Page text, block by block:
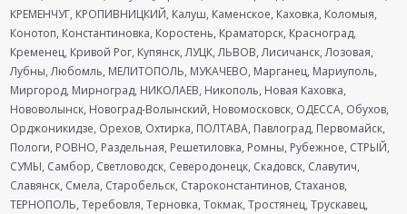
КРЕМЕНЧУГ, КРОПИВНИЦКИЙ, Калуш, Каменское, Каховка, Коломыя,
Конотоп, Константиновка, Коростень, Краматорск, Красноград,
Кременец, Кривой Рог, Купянск, ЛУЦК, ЛЬВОВ, Лисичанск, Лозовая,
Лубны, Любомль, МЕЛИТОПОЛЬ, МУКАЧЕВО, Марганец, Мариуполь,
Миргород, Мирноград, НИКОЛАЕВ, Никополь, Новая Каховка,
Нововолынск, Новоград-Волынский, Новомосковск, ОДЕССА, Обухов,
Орджоникидзе, Орехов, Охтирка, ПОЛТАВА, Павлоград, Первомайск,
Пологи, РОВНО, Раздельная, Решетиловка, Ромны, Рубежное, СТРЫЙ,
СУМЫ, Самбор, Светловодск, Северодонецк, Скадовск, Славутич,
Славянск, Смела, Старобельск, Староконстантинов, Стаханов,
ТЕРНОПОЛЬ, Теребовля, Терновка, Токмак, Тростянец, Трускавец,